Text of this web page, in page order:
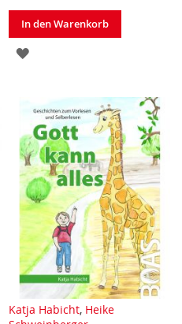
In den Warenkorb
ZUR
HINZUFÜGEN
Katja Habicht, Heike